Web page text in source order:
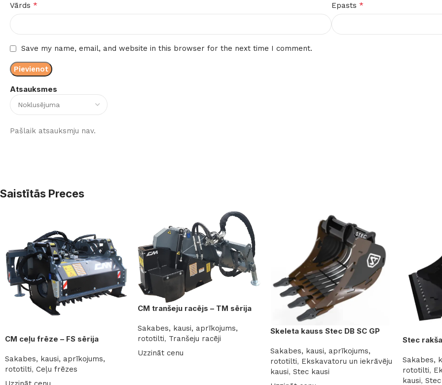
Atsauksmes
Pašlaik atsauksmju nav.
Vārds * Epasts *
Save my name, email, and website in this browser for the next time I comment.
Saistītās Preces
CM ceļu frēze – FS sērija
Sakabes, kausi, aprīkojums,
rototilti, Ceļu frēzes
CM tranšeju racējs – TM sērija
Sakabes, kausi, aprīkojums,
rototilti, Tranšeju racēji
Uzzināt cenu
Skeleta kauss Stec DB SC GP
Sakabes, kausi, aprīkojums,
rototilti, Ekskavatoru un iekrāvēju
kausi, Stec kausi
Stec
Sakabes,
rototilti,
kausi,